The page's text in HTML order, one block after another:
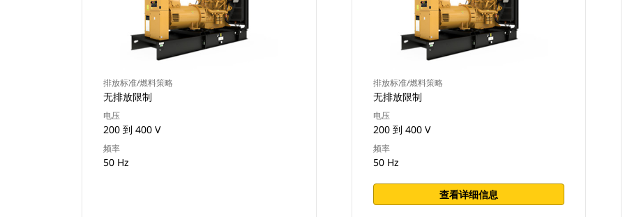
排放标准/燃料策略
无排放限制
电压
200 到 400 V
频率
50 Hz
排放标准/燃料策略
无排放限制
电压
200 到 400 V
频率
50 Hz
查看详细信息